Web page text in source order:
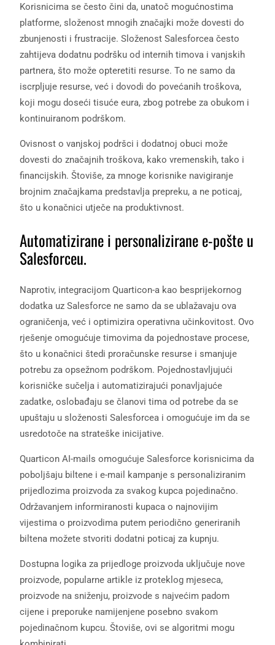
Korisnicima se često čini da, unatoč mogućnostima
platforme, složenost mnogih značajki može dovesti do
zbunjenosti i frustracije. Složenost Salesforcea često
zahtijeva dodatnu podršku od internih timova i vanjskih
partnera, što može opteretiti resurse. To ne samo da
iscrpljuje resurse, već i dovodi do povećanih troškova,
koji mogu doseći tisuće eura, zbog potrebe za obukom i
kontinuiranom podrškom.
Ovisnost o vanjskoj podršci i dodatnoj obuci može
dovesti do značajnih troškova, kako vremenskih, tako i
financijskih. Štoviše, za mnoge korisnike navigiranje
brojnim značajkama predstavlja prepreku, a ne poticaj,
što u konačnici utječe na produktivnost.
Automatizirane i personalizirane e-pošte u
Salesforceu.
Naprotiv, integracijom Quarticon-a kao besprijekornog
dodatka uz Salesforce ne samo da se ublažavaju ova
ograničenja, već i optimizira operativna učinkovitost. Ovo
rješenje omogućuje timovima da pojednostave procese,
što u konačnici štedi proračunske resurse i smanjuje
potrebu za opsežnom podrškom. Pojednostavljujući
korisničke sučelja i automatizirajući ponavljajuće
zadatke, oslobađaju se članovi tima od potrebe da se
upuštaju u složenosti Salesforcea i omogućuje im da se
usredotoče na strateške inicijative.
Quarticon AI-mails omogućuje Salesforce korisnicima da
poboljšaju biltene i e-mail kampanje s personaliziranim
prijedlozima proizvoda za svakog kupca pojedinačno.
Održavanjem informiranosti kupaca o najnovijim
vijestima o proizvodima putem periodično generiranih
biltena možete stvoriti dodatni poticaj za kupnju.
Dostupna logika za prijedloge proizvoda uključuje nove
proizvode, popularne artikle iz proteklog mjeseca,
proizvode na sniženju, proizvode s najvećim padom
cijene i preporuke namijenjene posebno svakom
pojedinačnom kupcu. Štoviše, ovi se algoritmi mogu